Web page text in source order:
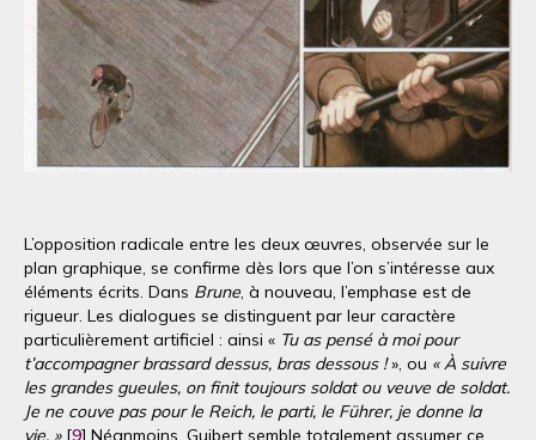
L’opposition radicale entre les deux œuvres, observée sur le
plan graphique, se confirme dès lors que l’on s’intéresse aux
éléments écrits. Dans Brune, à nouveau, l’emphase est de
rigueur. Les dialogues se distinguent par leur caractère
particulièrement artificiel : ainsi « Tu as pensé à moi pour
t’accompagner brassard dessus, bras dessous !», ou « À suivre
les grandes gueules, on finit toujours soldat ou veuve de soldat.
Je ne couve pas pour le Reich, le parti, le Führer, je donne la
vie. »[9] Néanmoins, Guibert semble totalement assumer ce